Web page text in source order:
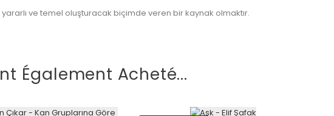
ve temel oluşturacak biçimde veren bir kaynak olmaktır.
Également Acheté...